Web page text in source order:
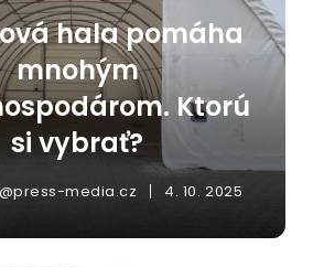
hala pomáha
mnohým
Ktorú
si vybrať?
media.cz 4. 10. 2025